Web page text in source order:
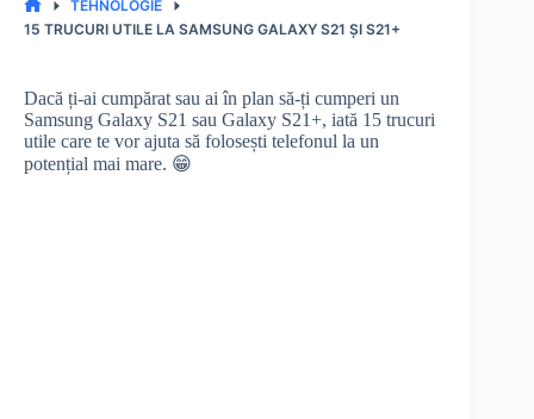
PRIMA
TEHNOLOGIE
15 TRUCURI UTILE LA SAMSUNG GALAXY S21 ȘI S21+
Dacă ți-ai cumpărat sau ai în plan să-ți cumperi un
Samsung Galaxy S21 sau Galaxy S21+, iată 15 trucuri
utile care te vor ajuta să folosești telefonul la un
potențial mai mare. 😁